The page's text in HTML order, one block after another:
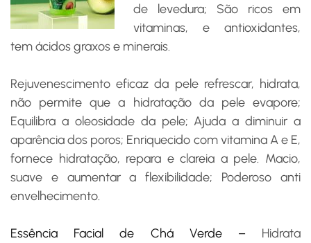
de levedura; São ricos em
vitaminas, e antioxidantes,
tem ácidos graxos e minerais.
Rejuvenescimento eficaz da pele refrescar, hidrata,
não permite que a hidratação da pele evapore;
Equilibra a oleosidade da pele; Ajuda a diminuir a
aparência dos poros; Enriquecido com vitamina A e E,
fornece hidratação, repara e clareia a pele. Macio,
suave e aumentar a flexibilidade; Poderoso anti
envelhecimento.
Essência Facial de Chá Verde –
Hidrata